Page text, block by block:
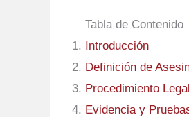
Tabla de Contenido
Introducción
Definición de
Procedimiento
Evidencia y